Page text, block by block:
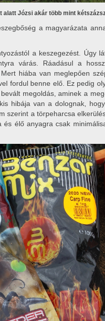
alatt Józsi akár több mint
a magyarázata
a keszegezést. Úgy
várás. Ráadásul a
hiába van meglepően
fordul benne elő. Ez pedig
megoldás, aminek a
hibája van a dolognak,
szerint a törpeharcsa
élő anyagra csak